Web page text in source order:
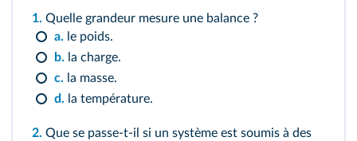
1. Quelle grandeur mesure une balance ?
a. le poids.
b. la charge.
c. la masse.
d. la température.
2. Que se passe-t-il si un système est soumis à des